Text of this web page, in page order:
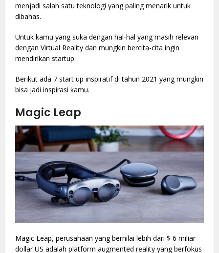
menjadi salah satu teknologi yang paling menarik untuk
dibahas.
Untuk kamu yang suka dengan hal-hal yang masih relevan
dengan Virtual Reality dan mungkin bercita-cita ingin
mendirikan startup.
Berikut ada 7 start up inspiratif di tahun 2021 yang mungkin
bisa jadi inspirasi kamu.
Magic Leap
Magic Leap, perusahaan yang bernilai lebih dari $ 6 miliar
dollar US adalah platform augmented reality yang berfokus